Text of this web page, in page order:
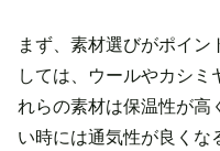
まず、素材選びがポイン
しては、ウールやカシミ
れらの素材は保温性が高
い時には通気性が良くな